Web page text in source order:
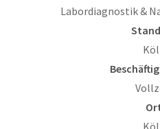
Labordiagnostik &